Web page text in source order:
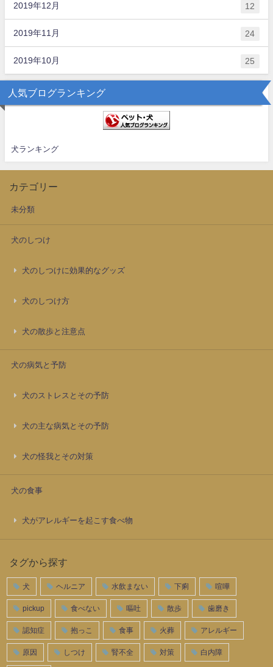
2019年12月 12
2019年11月 24
2019年10月 25
人気ブログランキング
犬ランキング
カテゴリー
未分類
犬のしつけ
犬のしつけに効果的なグッズ
犬のしつけ方
犬の散歩と注意点
犬の病気と予防
犬のストレスとその予防
犬の主な病気とその予防
犬の怪我とその対策
犬の食事
犬がアレルギーを起こす食べ物
タグから探す
犬 ヘルニア 水飲まない 下痢 喧嘩
pickup 食べない 嘔吐 散歩 歯磨き
認知症 抱っこ 食事 火葬 アレルギー
原因 しつけ 腎不全 対策 白内障